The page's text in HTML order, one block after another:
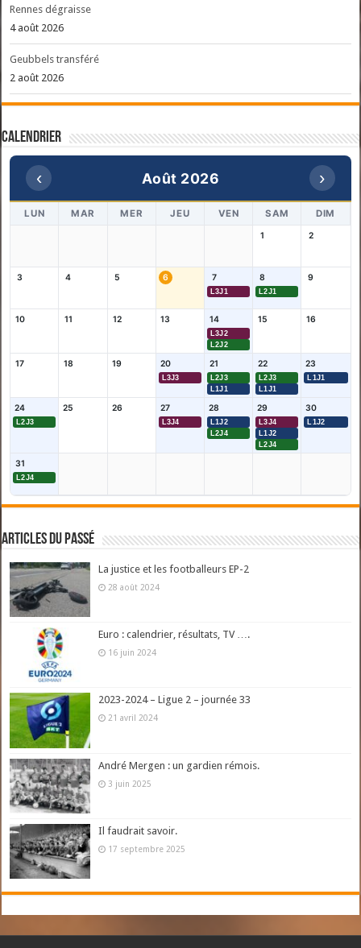
Rennes dégraisse
4 août 2026
Geubbels transféré
2 août 2026
Calendrier
‹ Août 2026 ›
LUN MAR MER JEU VEN SAM DIM
1 2
3 4 5 6 7
L3J1
8
L2J1
9
10 11 12 13 14
L3J2
L2J2
15 16
17 18 19 20
L3J3
21
L2J3
L1J1
22
L2J3
L1J1
23
L1J1
24
L2J3
25 26 27
L3J4
28
L1J2
L2J4
29
L3J4
L1J2
L2J4
30
L1J2
31
L2J4
Articles du passé
La justice et les footballeurs EP-2
28 août 2024
Euro : calendrier, résultats, TV ….
16 juin 2024
2023-2024 – Ligue 2 – journée 33
21 avril 2024
André Mergen : un gardien rémois.
3 juin 2025
Il faudrait savoir.
17 septembre 2025